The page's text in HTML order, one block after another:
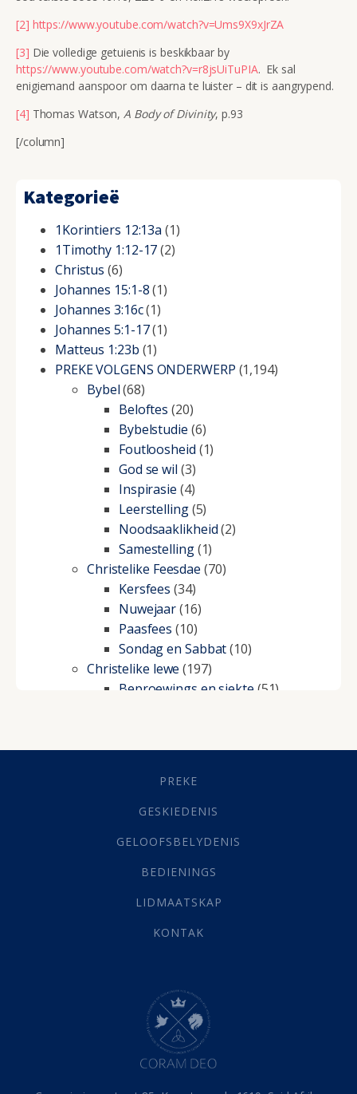
[2] https://www.youtube.com/watch?v=Ums9X9xJrZA
[3] Die volledige getuienis is beskikbaar by
https://www.youtube.com/watch?v=r8jsUiTuPIA. Ek sal
enigiemand aanspoor om daarna te luister – dit is aangrypend.
[4] Thomas Watson,A Body of Divinity, p.93
[/column]
Kategorieë
1Korintiers 12:13a (1)
1Timothy 1:12-17(2)
Christus (6)
Johannes 15:1-8(1)
Johannes 3:16c(1)
Johannes 5:1-17(1)
Matteus 1:23b (1)
PREKE VOLGENS ONDERWERP (1,194)
Bybel(68)
Beloftes (20)
Bybelstudie (6)
Foutloosheid (1)
God se wil (3)
Inspirasie (4)
Leerstelling(5)
Noodsaaklikheid(2)
Samestelling(1)
Christelike Feesdae (70)
Kersfees (34)
Nuwejaar(16)
Paasfees (10)
Sondag en Sabbat(10)
Christelike lewe (197)
Beproewings en siekte (51)
Geestelike Groei(10)
(21)
Grys Areas(4)
Lewensdoel(3)
Selfondersoek(1)
Werk(22)
(142)
Hemel (31)
Israel (14)
Millennium(1)
Oordeelsdag(19)
Verheerlikte liggaam
PREKE
GESKIEDENIS
GELOOFSBELYDENIS
BEDIENINGS
LIDMAATSKAP
KONTAK